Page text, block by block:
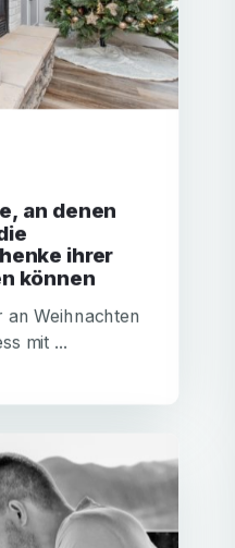
ihrer
können
an Weihnachten
mit ...